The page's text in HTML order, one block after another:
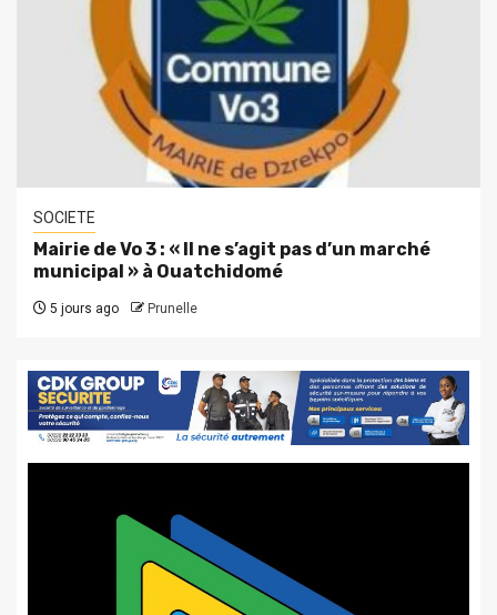
SOCIETE
Mairie de Vo 3 : « Il ne s’agit pas d’un marché
municipal » à Ouatchidomé
5 jours ago Prunelle